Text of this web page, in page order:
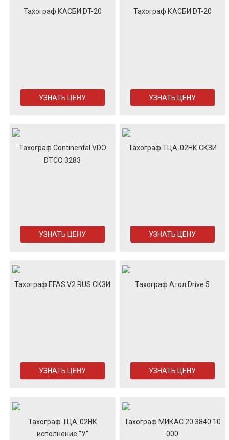
Тахограф КАСБИ DT-20
УЗНАТЬ ЦЕНУ
Тахограф КАСБИ DT-20
УЗНАТЬ ЦЕНУ
Тахограф Continental VDO
DTCO 3283
УЗНАТЬ ЦЕНУ
Тахограф ТЦА-02НК СКЗИ
УЗНАТЬ ЦЕНУ
Тахограф EFAS V2 RUS СКЗИ
УЗНАТЬ ЦЕНУ
Тахограф Атол Drive 5
УЗНАТЬ ЦЕНУ
Тахограф ТЦА-02НК
исполнение "У"
Тахограф МИКАС 20.3840 10
000